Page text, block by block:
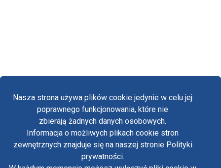
Nasza strona używa plików cookie jedynie w celu jej
poprawnego funkcjonowania, które nie
zbierają żadnych danych osobowych.
Informacja o możliwych plikach cookie stron
zewnętrznych znajduje się na naszej stronie Polityki
prywatności.